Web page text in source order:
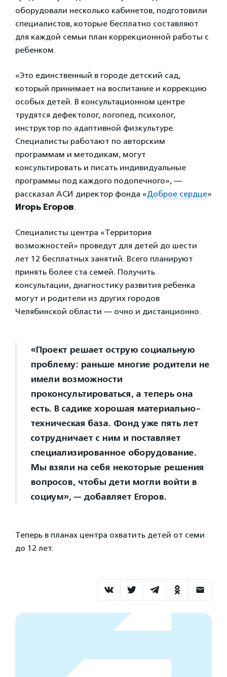
оборудовали несколько кабинетов, подготовили
специалистов, которые бесплатно составляют
для каждой семьи план коррекционной работы с
ребенком.
«Это единственный в городе детский сад,
который принимает на воспитание и коррекцию
особых детей. В консультационном центре
трудятся дефектолог, логопед, психолог,
инструктор по адаптивной физкультуре.
Специалисты работают по авторским
программам и методикам, могут
консультировать и писать индивидуальные
программы под каждого подопечного», —
рассказал АСИ директор фонда «Доброе сердце»
Игорь Егоров.
Специалисты центра «Территория
возможностей» проведут для детей до шести
лет 12 бесплатных занятий. Всего планируют
принять более ста семей. Получить
консультации, диагностику развития ребенка
могут и родители из других городов
Челябинской области — очно и дистанционно.
«Проект решает острую социальную
проблему: раньше многие родители не
имели возможности
проконсультироваться, а теперь она
есть. В садике хорошая материально-
техническая база. Фонд уже пять лет
сотрудничает с ним и поставляет
специализированное оборудование.
Мы взяли на себя некоторые решения
вопросов, чтобы дети могли войти в
социум», — добавляет Егоров.
Теперь в планах центра охватить детей от семи
до 12 лет.